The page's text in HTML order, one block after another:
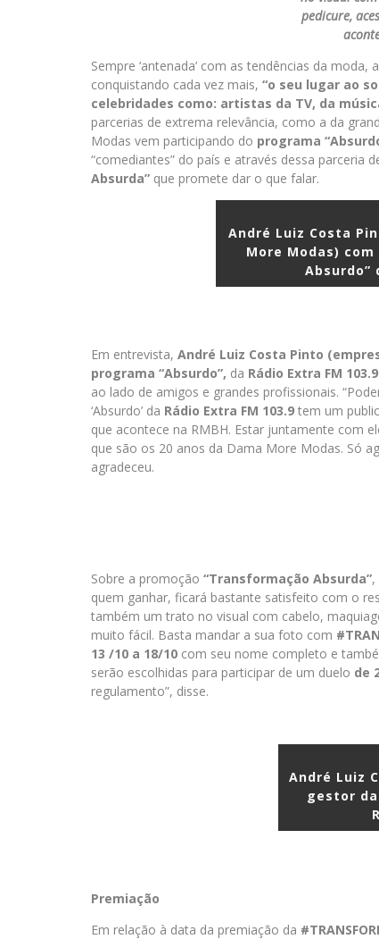
pedicure,
Sempre ‘antenada’ com as tendências da moda, a
conquistando cada vez mais, “o seu lugar ao
celebridades como: artistas da TV, da
parcerias de extrema relevância, como a da
Modas vem participando do programa
“comediantes” do país e através dessa parceria
Absurda” que promete dar o que falar.
André Luiz Costa
More Modas)
Absurdo”
Em entrevista, André Luiz Costa Pinto
programa “Absurdo”, da Rádio Extra FM 103.9
ao lado de amigos e grandes profissionais.
‘Absurdo’ da Rádio Extra FM 103.9 tem um
que acontece na RMBH. Estar juntamente com
que são os 20 anos da Dama More Modas. Só
agradeceu.
Sobre a promoção “Transformação Absurda”,
quem ganhar, ficará bastante satisfeito com o
também um trato no visual com cabelo,
muito fácil. Basta mandar a sua foto com
13 /10 a 18/10 com seu nome completo e
serão escolhidas para participar de um duelo de
regulamento”, disse.
André Luiz
gestor
Premiação
Em relação à data da premiação da